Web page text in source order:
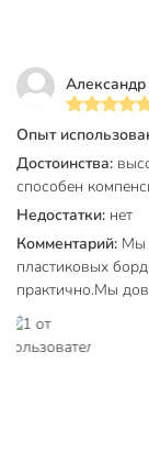
Александр
Опыт
Достоинства:
способен
Недостатки: нет
Комментарий: Мы
пластиковых
практично.Мы